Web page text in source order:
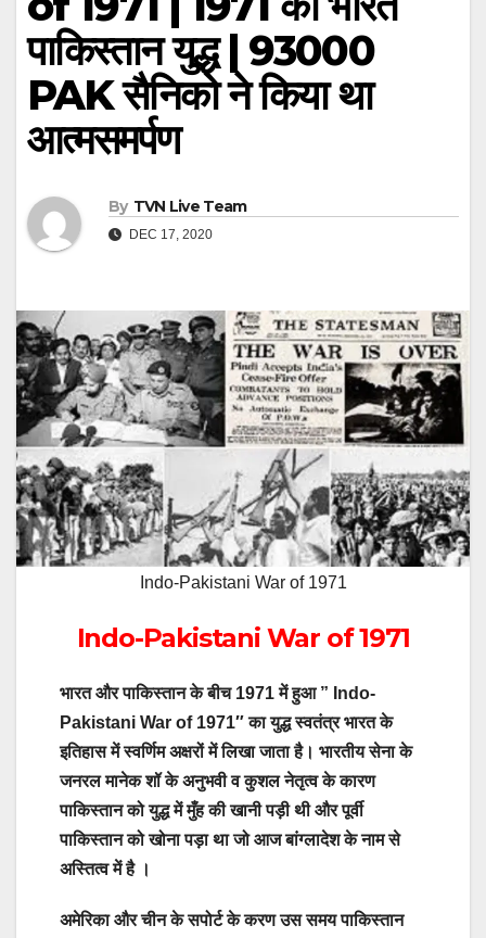
पाकिस्तान युद्ध | 93000
PAK सैनिको ने किया था
आत्मसमर्पण
By TVN Live Team
DEC 17, 2020
Indo-Pakistani War of 1971
Indo-Pakistani War of 1971
भारत और पाकिस्तान के बीच 1971 में हुआ ” Indo-
Pakistani War of 1971″ का युद्ध स्वतंत्र भारत के
इतिहास में स्वर्णिम अक्षरों में लिखा जाता है। भारतीय सेना के
जनरल मानेक शॉ के अनुभवी व कुशल नेतृत्व के कारण
पाकिस्तान को युद्ध में मुँह की खानी पड़ी थी और पूर्वी
पाकिस्तान को खोना पड़ा था जो आज बांग्लादेश के नाम से
अस्तित्व में है ।
अमेरिका और चीन के सपोर्ट के करण उस समय पाकिस्तान